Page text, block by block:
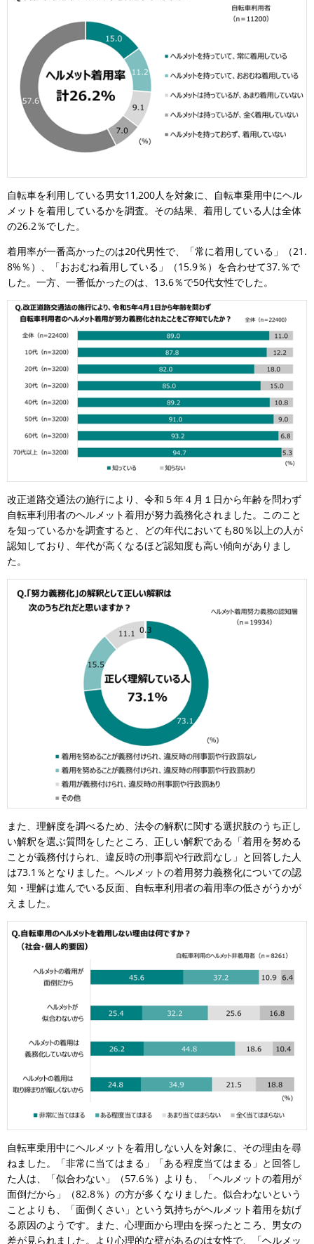
自転車を利用している男女11,200人を対象に、自転車乗用中にヘル
メットを着用しているかを調査。その結果、着用している人は全体
の26.2％でした。
着用率が一番高かったのは20代男性で、「常に着用している」（21.
8%％）、「おおむね着用している」（15.9％）を合わせて37.％で
した。一方、一番低かったのは、13.6％で50代女性でした。
改正道路交通法の施行により、令和５年４月１日から年齢を問わず
自転車利用者のヘルメット着用が努力義務化されました。このこと
を知っているかを調査すると、どの年代においても80％以上の人が
認知しており、年代が高くなるほど認知度も高い傾向がありまし
た。
また、理解度を調べるため、法令の解釈に関する選択肢のうち正し
い解釈を選ぶ質問をしたところ、正しい解釈である「着用を努める
ことが義務付けられ、違反時の刑事罰や行政罰なし」と回答した人
は73.1％となりました。ヘルメットの着用努力義務化についての認
知・理解は進んでいる反面、自転車利用者の着用率の低さがうかが
えました。
自転車乗用中にヘルメットを着用しない人を対象に、その理由を尋
ねました。「非常に当てはまる」「ある程度当てはまる」と回答し
た人は、「似合わない」（57.6％）よりも、「ヘルメットの着用が
面倒だから」（82.8％）の方が多くなりました。似合わないという
ことよりも、「面倒くさい」という気持ちがヘルメット着用を妨げ
る原因のようです。また、心理面から理由を探ったところ、男女の
差が見られました。より心理的な壁があるのは女性で、「ヘルメッ